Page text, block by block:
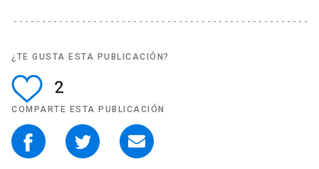
¿TE GUSTA ESTA PUBLICACIÓN?
2
COMPARTE ESTA PUBLICACIÓN